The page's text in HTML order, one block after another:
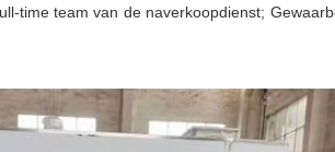
time team van de naverkoopdienst;